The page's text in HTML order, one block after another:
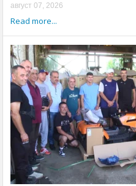
август 07, 2026
Read more...